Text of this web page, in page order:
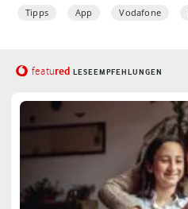
Tipps App Vodafone
featured LESEEMPFEHLUNGEN